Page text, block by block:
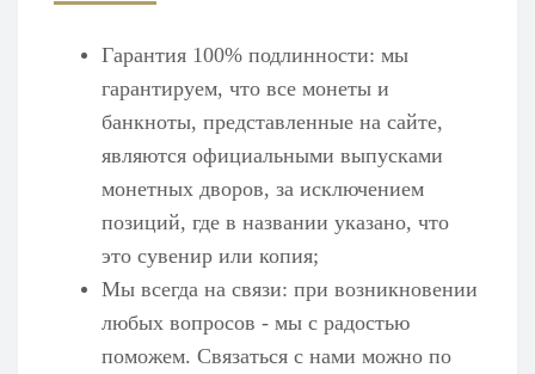
Гарантия 100% подлинности: мы
гарантируем, что все монеты и
банкноты, представленные на сайте,
являются официальными выпусками
монетных дворов, за исключением
позиций, где в названии указано, что
это сувенир или копия;
Мы всегда на связи: при возникновении
любых вопросов - мы с радостью
поможем. Связаться с нами можно по